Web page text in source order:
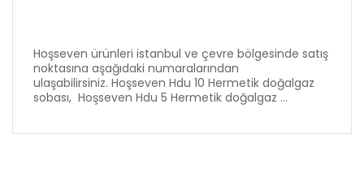
Hoşseven ürünleri istanbul ve çevre bölgesinde satış
noktasına aşağıdaki numaralarından
ulaşabilirsiniz. Hoşseven Hdu 10 Hermetik doğalgaz
sobası, Hoşseven Hdu 5 Hermetik doğalgaz ...